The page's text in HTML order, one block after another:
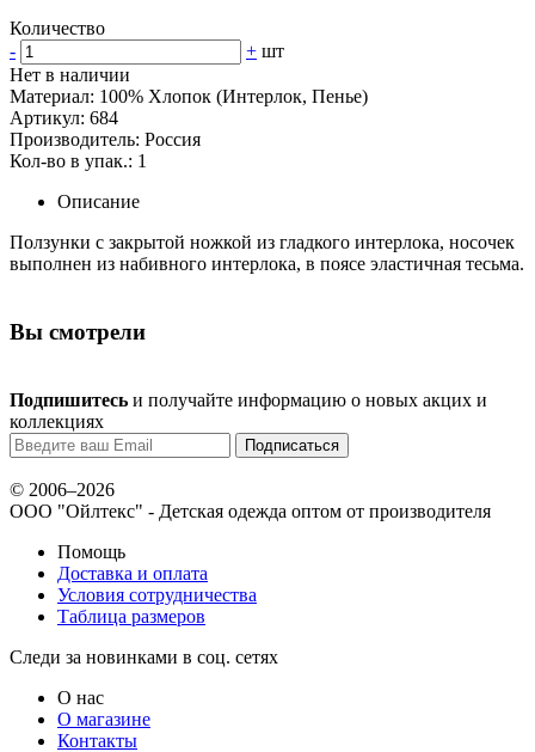
Количество
-
+ шт
Нет в наличии
Материал: 100% Хлопок (Интерлок, Пенье)
Артикул: 684
Производитель: Россия
Кол-во в упак.: 1
Описание
Ползунки с закрытой ножкой из гладкого интерлока, носочек
выполнен из набивного интерлока, в поясе эластичная тесьма.
Вы смотрели
Подпишитесь и получайте информацию о новых акцих и
коллекциях
© 2006–2026
ООО "Ойлтекс" - Детская одежда оптом от производителя
Помощь
Доставка и оплата
Условия сотрудничества
Таблица размеров
Следи за новинками в соц. сетях
О нас
О магазине
Контакты